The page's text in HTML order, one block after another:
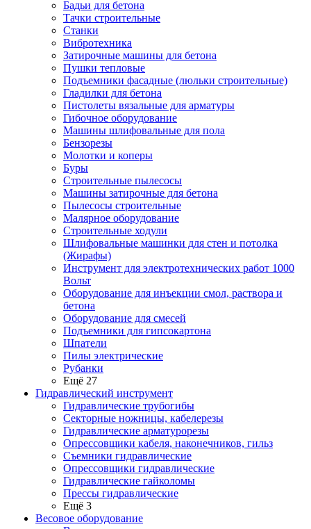
Бадьи для бетона
Тачки строительные
Станки
Вибротехника
Затирочные машины для бетона
Пушки тепловые
Подъемники фасадные (люльки строительные)
Гладилки для бетона
Пистолеты вязальные для арматуры
Гибочное оборудование
Машины шлифовальные для пола
Бензорезы
Молотки и коперы
Буры
Строительные пылесосы
Машины затирочные для бетона
Пылесосы строительные
Малярное оборудование
Строительные ходули
Шлифовальные машинки для стен и потолка
(Жирафы)
Инструмент для электротехнических работ 1000
Вольт
Оборудование для инъекции смол, раствора и
бетона
Оборудование для смесей
Подъемники для гипсокартона
Шпатели
Пилы электрические
Рубанки
Ещё 27
Гидравлический инструмент
Гидравлические трубогибы
Секторные ножницы, кабелерезы
Гидравлические арматурорезы
Опрессовщики кабеля, наконечников, гильз
Съемники гидравлические
Опрессовщики гидравлические
Гидравлические гайколомы
Прессы гидравлические
Ещё 3
Весовое оборудование